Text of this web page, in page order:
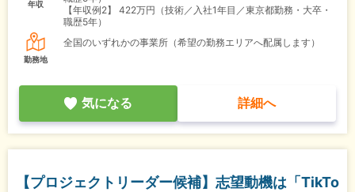
年収
【年収例2】
422万円（技術／入社1年目／東京都勤務・大卒・
職歴5年）
勤務地
全国のいずれかの事業所（希望の勤務エリアへ配属します）
気になる 詳細へ
【プロジェクトリーダー候補】志望動機は「TikTo